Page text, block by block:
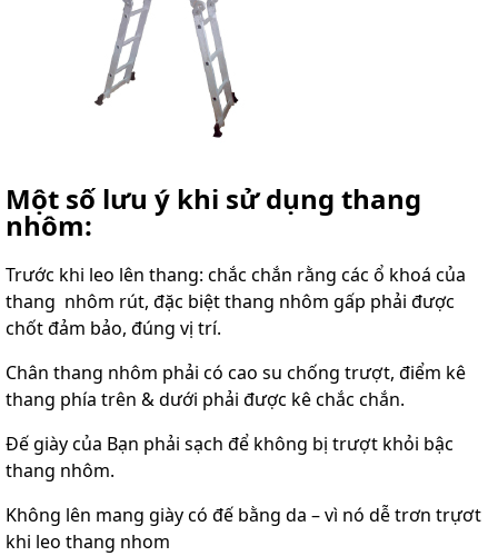
Một số lưu ý khi sử dụng thang
nhôm:
Trước khi leo lên thang: chắc chắn rằng các ổ khoá của
thang nhôm rút, đặc biệt thang nhôm gấp phải được
chốt đảm bảo, đúng vị trí.
Chân thang nhôm phải có cao su chống trượt, điểm kê
thang phía trên & dưới phải được kê chắc chắn.
Đế giày của Bạn phải sạch để không bị trượt khỏi bậc
thang nhôm.
Không lên mang giày có đế bằng da – vì nó dễ trơn trựơt
khi leo thang nhom